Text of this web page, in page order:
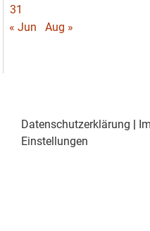
31
« Jun
Aug »
Datenschutzerklärung |
Einstellungen